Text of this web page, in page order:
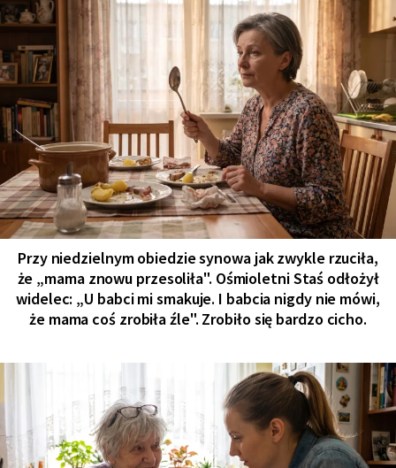
Przy niedzielnym obiedzie synowa jak zwykle rzuciła,
że „mama znowu przesoliła". Ośmioletni Staś odłożył
widelec: „U babci mi smakuje. I babcia nigdy nie mówi,
że mama coś zrobiła źle". Zrobiło się bardzo cicho.